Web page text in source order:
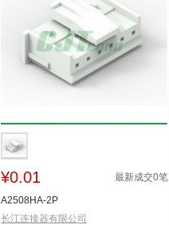
¥0.01 最新成交0笔
A2508HA-2P
长江连接器有限公司